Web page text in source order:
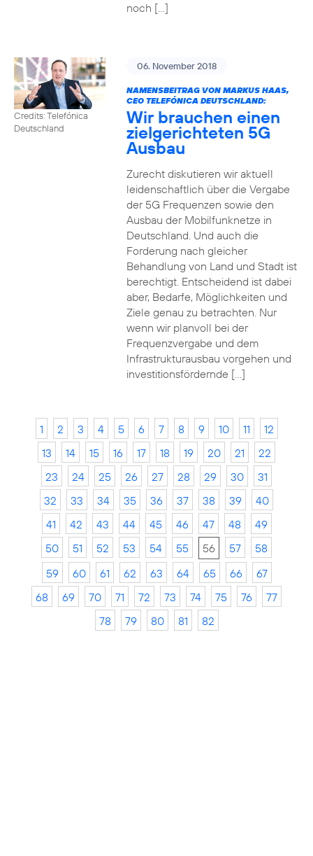
noch […]
Credits: Telefónica
Deutschland
06. November 2018
NAMENSBEITRAG VON MARKUS HAAS,
CEO TELEFÓNICA DEUTSCHLAND:
Wir brauchen einen
zielgerichteten 5G
Ausbau
Zurecht diskutieren wir aktuell
leidenschaftlich über die Vergabe
der 5G Frequenzen sowie den
Ausbau der Mobilfunknetze in
Deutschland. Und auch die
Forderung nach gleicher
Behandlung von Land und Stadt ist
berechtigt. Entscheidend ist dabei
aber, Bedarfe, Möglichkeiten und
Ziele genau zu betrachten. Nur
wenn wir planvoll bei der
Frequenzvergabe und dem
Infrastrukturausbau vorgehen und
investitionsfördernde […]
1 2 3 4 5 6 7 8 9 10 11
12
13
14 15 16 17 18 19 20 21
22
23
24 25 26 27 28 29 30
31
32
33 34 35 36 37 38 39
40
41
42 43 44 45 46 47 48
49
50
51 52 53 54 55 56 57
58
59
60 61 62 63 64 65 66
67
68
69 70 71 72 73 74 75 76
77
78
79 80 81 82